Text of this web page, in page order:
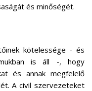
és minőségét.
kötelessége - és
is áll -, hogy
és annak megfelelő
A civil szervezeteket